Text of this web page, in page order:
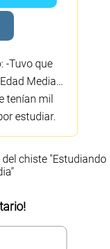
-Tuvo que
Media…
tenían mil
estudiar.
chiste "Estudiando